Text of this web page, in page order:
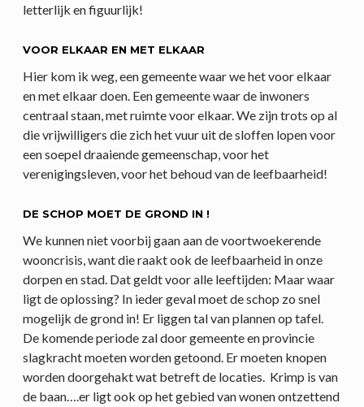
letterlijk en figuurlijk!
VOOR ELKAAR EN MET ELKAAR
Hier kom ik weg, een gemeente waar we het voor elkaar
en met elkaar doen. Een gemeente waar de inwoners
centraal staan, met ruimte voor elkaar. We zijn trots op al
die vrijwilligers die zich het vuur uit de sloffen lopen voor
een soepel draaiende gemeenschap, voor het
verenigingsleven, voor het behoud van de leefbaarheid!
DE SCHOP MOET DE GROND IN !
We kunnen niet voorbij gaan aan de voortwoekerende
wooncrisis, want die raakt ook de leefbaarheid in onze
dorpen en stad. Dat geldt voor alle leeftijden: Maar waar
ligt de oplossing? In ieder geval moet de schop zo snel
mogelijk de grond in! Er liggen tal van plannen op tafel.
De komende periode zal door gemeente en provincie
slagkracht moeten worden getoond. Er moeten knopen
worden doorgehakt wat betreft de locaties. Krimp is van
de baan….er ligt ook op het gebied van wonen ontzettend